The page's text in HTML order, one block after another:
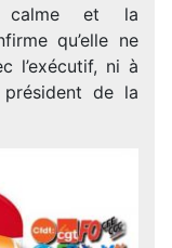
et la
qu’elle ne
l’exécutif, ni à
de la